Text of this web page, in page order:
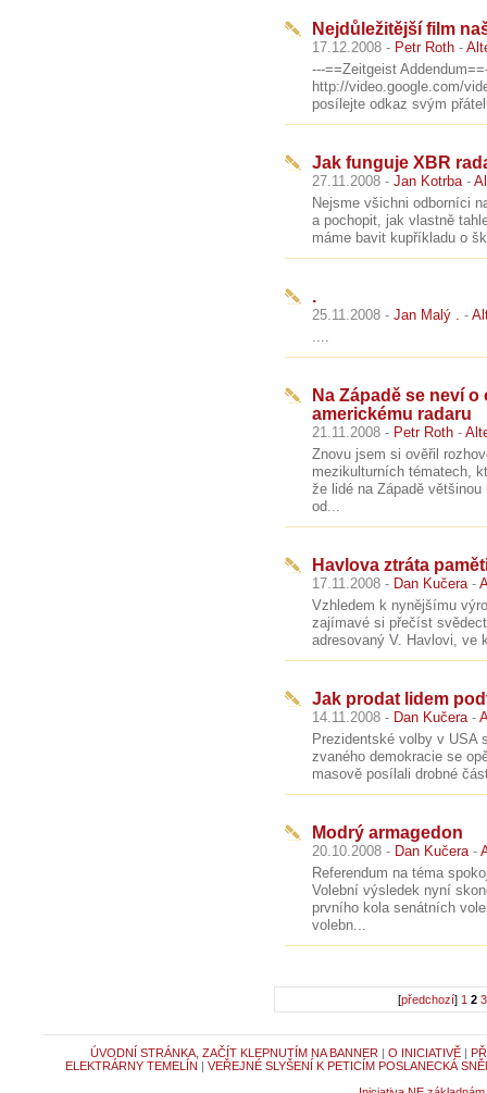
Nejdůležitější film
17.12.2008 - Petr Roth -
---==Zeitgeist
http://video.google.com/
posílejte odkaz svým
Jak funguje XBR
27.11.2008 - Jan Kotrba-
Nejsme všichni odborníci
a pochopit, jak vlastně
máme bavit kupříkladu o
.
25.11.2008 - Jan Malý . -
....
Na Západě se neví
americkému radaru
21.11.2008 - Petr Roth -
Znovu jsem si ověřil
mezikulturních tématech,
že lidé na Západě
od...
Havlova ztráta
17.11.2008 - Dan Kučera-
Vzhledem k nynějšímu
zajímavé si přečíst
adresovaný V. Havlovi, ve
Jak prodat lidem
14.11.2008 - Dan Kučera-
Prezidentské volby v USA
zvaného demokracie se
masově posílali drobné
Modrý armagedon
20.10.2008 - Dan Kučera-
Referendum na téma
Volební výsledek nyní
prvního kola senátních
volebn...
[předchozí] 1 2 3
ÚVODNÍ STRÁNKA, ZAČÍT KLEPNUTÍM NA BANNER | O INICIATIVĚ|
ELEKTRÁRNY TEMELÍN | VEŘEJNÉ SLYŠENÍ K PETICÍM POSLANECKÁ